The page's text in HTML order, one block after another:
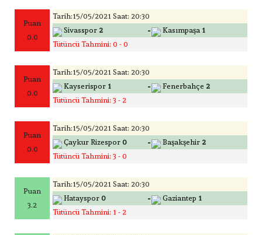
Puan
0.0
Tarih:15/05/2021 Saat: 20:30
Sivasspor 2 - Kasımpaşa 1
Tütüncü Tahmini: 0 - 0
Puan
0.0
Tarih:15/05/2021 Saat: 20:30
Kayserispor 1 - Fenerbahçe 2
Tütüncü Tahmini: 3 - 2
Puan
0.0
Tarih:15/05/2021 Saat: 20:30
Çaykur Rizespor 0 - Başakşehir 2
Tütüncü Tahmini: 3 - 0
Puan
3.2
Tarih:15/05/2021 Saat: 20:30
Hatayspor 0 - Gaziantep 1
Tütüncü Tahmini: 1 - 2